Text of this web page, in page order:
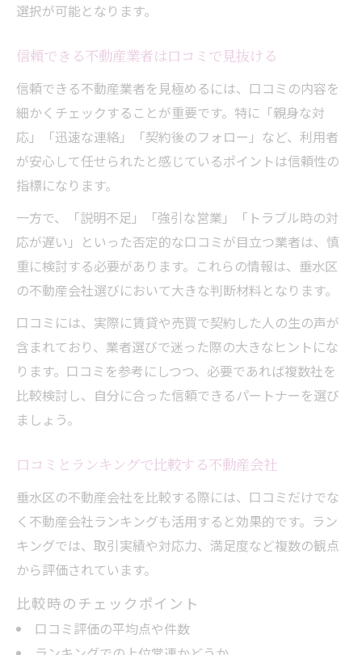
選択が可能となります。
信頼できる不動産業者は口コミで見抜ける
信頼できる不動産業者を見極めるには、口コミの内容を
細かくチェックすることが重要です。特に「親身な対
応」「迅速な連絡」「契約後のフォロー」など、利用者
が安心して任せられたと感じているポイントは信頼性の
指標になります。
一方で、「説明不足」「強引な営業」「トラブル時の対
応が遅い」といった否定的な口コミが目立つ業者は、慎
重に検討する必要があります。これらの情報は、垂水区
の不動産会社選びにおいて大きな判断材料となります。
口コミには、実際に賃貸や売買で契約した人の生の声が
含まれており、業者選びで迷った際の大きなヒントにな
ります。口コミを参考にしつつ、必要であれば複数社を
比較検討し、自分に合った信頼できるパートナーを選び
ましょう。
口コミとランキングで比較する不動産会社
垂水区の不動産会社を比較する際には、口コミだけでな
く不動産会社ランキングも活用すると効果的です。ラン
キングでは、取引実績や対応力、満足度など複数の観点
から評価されています。
比較時のチェックポイント
口コミ評価の平均点や件数